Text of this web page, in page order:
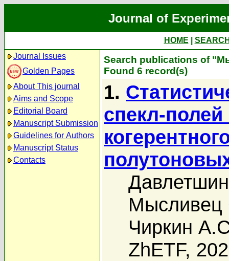
Journal of
HOME
Journal Issues
Golden Pages
About This journal
Aims and Scope
Editorial Board
Manuscript Submission
Guidelines for Authors
Manuscript Status
Contacts
Search publications of
Found 6 record(s)
1.
спекл-
Чиркин
ZhETF,